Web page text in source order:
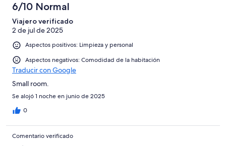
6/10 Normal
Viajero verificado
2 de jul de 2025
Aspectos positivos: Limpieza y personal
Aspectos negativos: Comodidad de la habitación
Traducir con Google
Small room.
Se alojó 1 noche en junio de 2025
0
Comentario verificado